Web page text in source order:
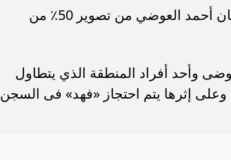
انتهت أسرة مسلسل فهد البطل الذي يقوم ببطولته الفنان أحمد العوضي من تصوير 50٪ من
وأحد أفراد المنطقة الذي يتطاول
وعلى إثرها يتم احتجاز «فهد» فى السجن